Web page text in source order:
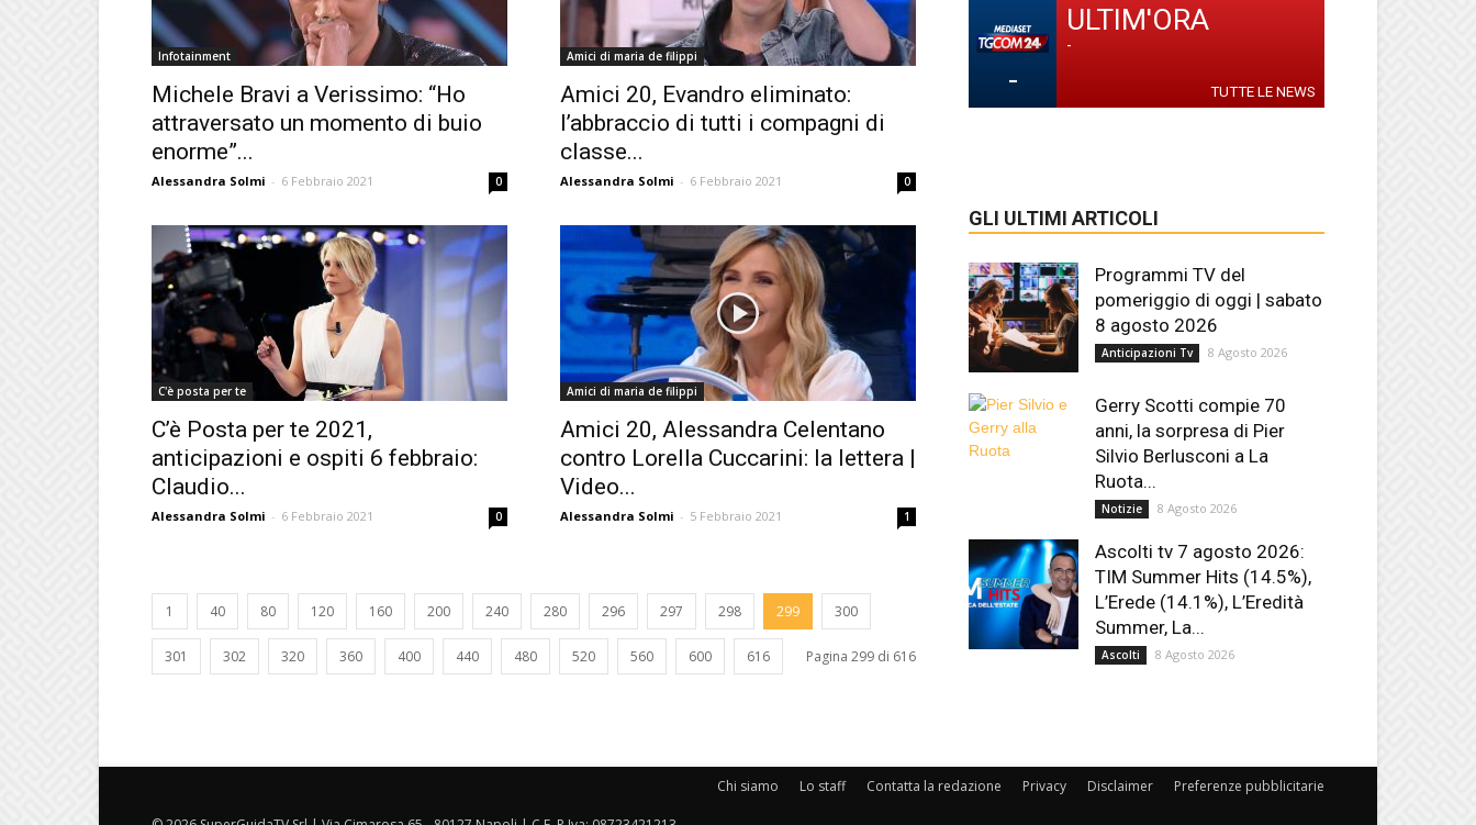
Infotainment
Michele Bravi a Verissimo: “Ho
attraversato un momento di buio
enorme”...
Alessandra Solmi - 6 Febbraio 2021 0
Amici di maria de filippi
Amici 20, Evandro eliminato:
l’abbraccio di tutti i compagni di
classe...
Alessandra Solmi - 6 Febbraio 2021 0
C'è posta per te
C’è Posta per te 2021,
anticipazioni e ospiti 6 febbraio:
Claudio...
Alessandra Solmi - 6 Febbraio 2021 0
Amici di maria de filippi
Amici 20, Alessandra Celentano
contro Lorella Cuccarini: la lettera |
Video...
Alessandra Solmi - 5 Febbraio 2021 1
1 40 80 120 160 200 240 280 296 297 298 299 300
301 302 320 360 400 440 480 520 560 600 616 Pagina 299 di 616
-
ULTIM'ORA
-
TUTTE LE NEWS
GLI ULTIMI ARTICOLI
Programmi TV del
pomeriggio di oggi | sabato
8 agosto 2026
Anticipazioni Tv 8 Agosto 2026
Gerry Scotti compie 70
anni, la sorpresa di Pier
Silvio Berlusconi a La
Ruota...
Notizie 8 Agosto 2026
Ascolti tv 7 agosto 2026:
TIM Summer Hits (14.5%),
L’Erede (14.1%), L’Eredità
Summer, La...
Ascolti 8 Agosto 2026
Chi siamo Lo staff Contatta la redazione Privacy Disclaimer Preferenze pubblicitarie